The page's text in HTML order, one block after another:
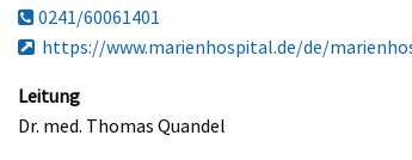
0241/60061401
https://www.marienhospital.de/de/
Leitung
Dr. med. Thomas Quandel